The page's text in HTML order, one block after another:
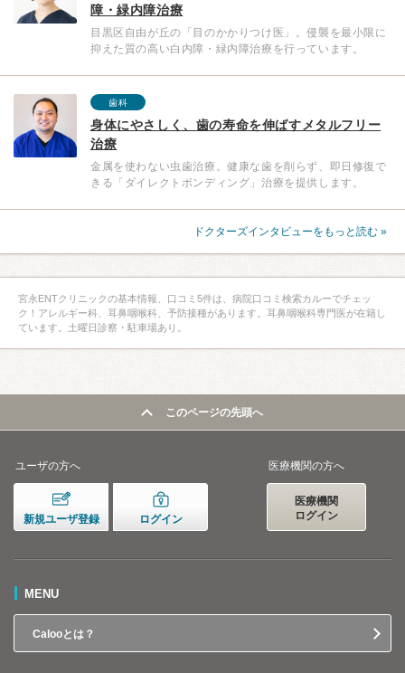
障・緑内障治療
目黒区自由が丘の「目のかかりつけ医」。侵襲を最小限に
抑えた質の高い白内障・緑内障治療を行っています。
歯科
身体にやさしく、歯の寿命を伸ばすメタルフリー
治療
金属を使わない虫歯治療。健康な歯を削らず、即日修復で
きる「ダイレクトボンディング」治療を提供します。
ドクターズインタビューをもっと読む »
宮永ENTクリニックの基本情報、口コミ5件は、病院口コミ検索カルーでチェッ
ク！アレルギー科、耳鼻咽喉科、予防接種があります。耳鼻咽喉科専門医が在籍し
ています。土曜日診察・駐車場あり。
このページの先頭へ
ユーザの方へ
新規ユーザ登録 ログイン
医療機関の方へ
医療機関
ログイン
MENU
Calooとは？